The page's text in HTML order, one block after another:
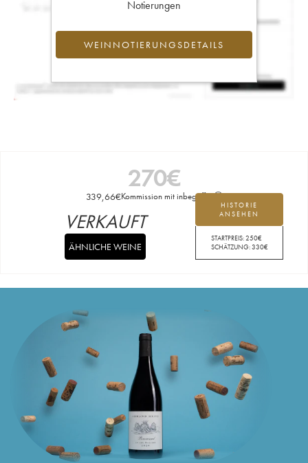
Notierungen
WEINNOTIERUNGSDETAILS
270€
339,66€Kommission mit inbegriffen
HISTORIE
ANSEHEN
STARTPREIS:250€
SCHÄTZUNG:330€
VERKAUFT
ÄHNLICHE WEINE